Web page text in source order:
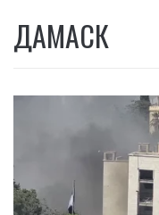
ДАМАСК